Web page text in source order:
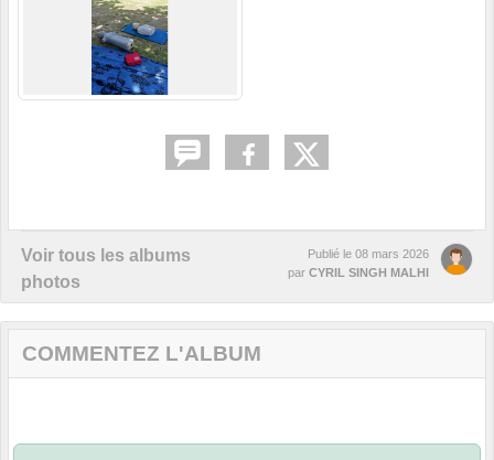
Voir tous les albums
photos
Publié le 08 mars 2026
par CYRIL SINGH MALHI
COMMENTEZ L'ALBUM